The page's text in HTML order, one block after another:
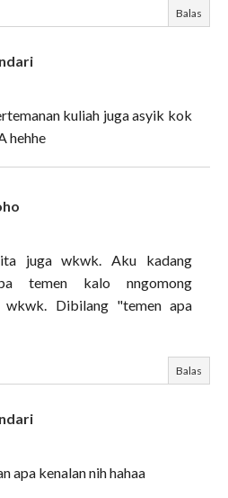
Balas
kuliah juga asyik kok
hehhe
juga wkwk. Aku kadang
temen kalo nngomong
wkwk. Dibilang "temen apa
Balas
apa kenalan nih hahaa